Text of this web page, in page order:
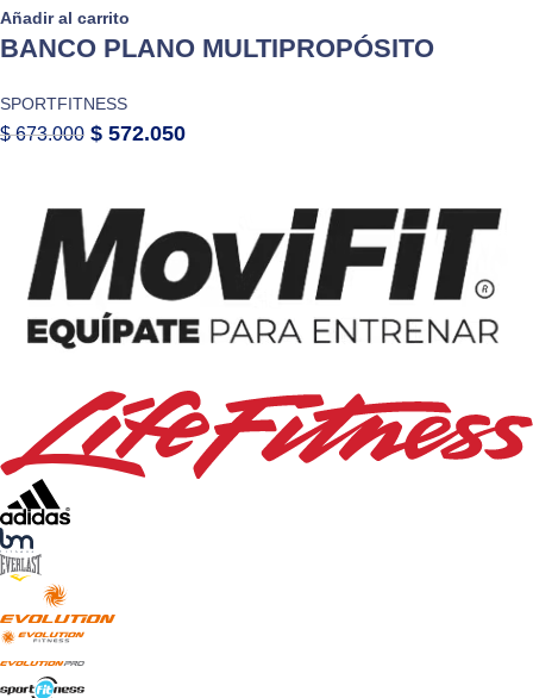
Añadir al carrito
BANCO PLANO MULTIPROPÓSITO
SPORTFITNESS
$673.000 $ 572.050